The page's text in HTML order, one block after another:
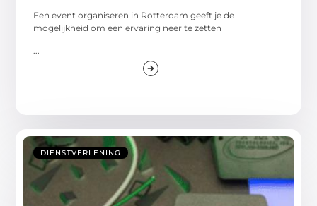
Een event organiseren in Rotterdam geeft je de
mogelijkheid om een ervaring neer te zetten
...
DIENSTVERLENING